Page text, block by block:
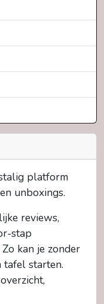
platform
unboxings.
reviews,
stap
kan je zonder
tafel starten.